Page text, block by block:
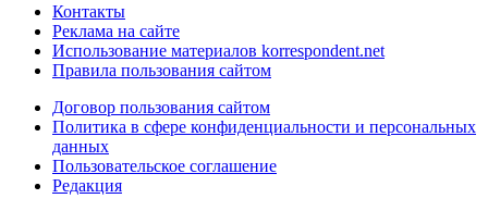
Контакты
Реклама на сайте
Использование материалов korrespondent.net
Правила пользования сайтом
Договор пользования сайтом
Политика в сфере конфиденциальности и персональных
данных
Пользовательское соглашение
Редакция